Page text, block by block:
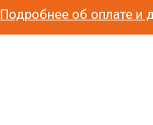
Подробнее об оплате и